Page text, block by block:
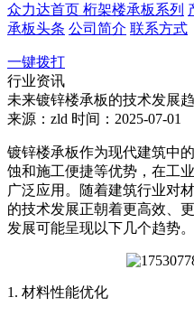
众力达首页 桁架楼承板系列
承板头条 公司简介 联系方式
一键拨打
行业资讯
未来镀锌楼承板的技术发展
来源：zld 时间：2025-07-01
镀锌楼承板作为现代建筑中
蚀和施工便捷等优势，在工
广泛应用。随着建筑行业对
的技术发展正朝着更高效、
发展可能呈现以下几个趋势。
1. 材料性能优化